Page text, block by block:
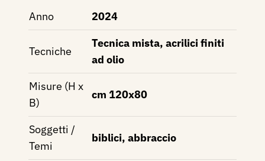
Anno 2024
Tecniche
Tecnica mista, acrilici finiti
ad olio
Misure (H x
B)
cm 120x80
Soggetti /
Temi
biblici, abbraccio